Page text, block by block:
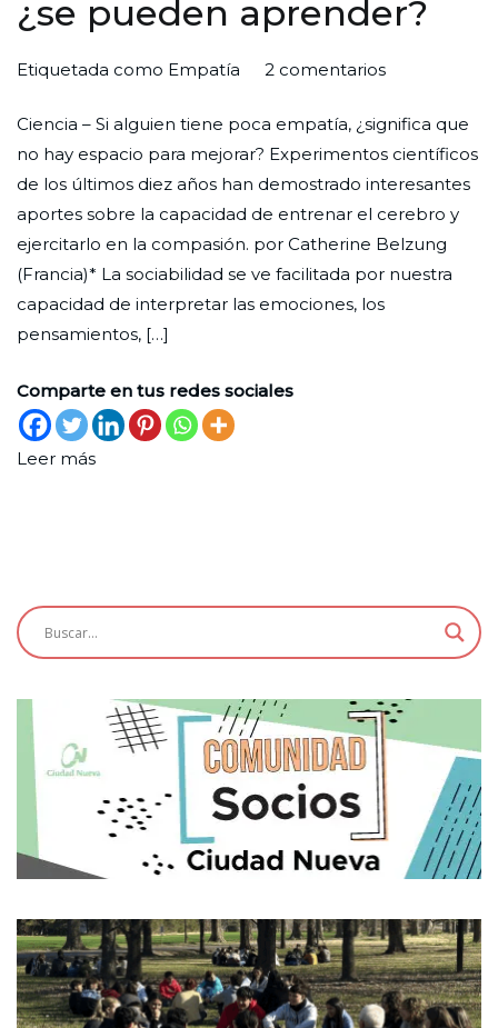
¿se pueden aprender?
Por
Ciudad
Nueva
Publicada
31
de
mayo
de
2023
Publicada
Ciencia
Etiquetada como Empatía 2 comentariosen
y
compasión:
¿se
pueden
aprender?
Ciencia – Si alguien tiene poca empatía, ¿significa que
no hay espacio para mejorar? Experimentos científicos
de los últimos diez años han demostrado interesantes
aportes sobre la capacidad de entrenar el cerebro y
ejercitarlo en la compasión. por Catherine Belzung
(Francia)* La sociabilidad se ve facilitada por nuestra
capacidad de interpretar las emociones, los
pensamientos, […]
Comparte en tus redes sociales
Leer más